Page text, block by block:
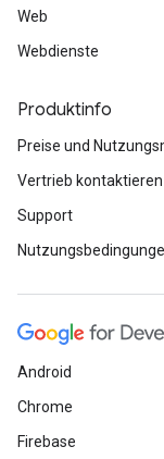
Web
Webdienste
Produktinfo
Preise und
Vertrieb kontaktieren
Support
Android
Chrome
Firebase